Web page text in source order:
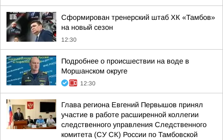
Сформирован тренерский штаб ХК «Тамбов»
на новый сезон
12:30
Подробнее о происшествии на воде в
Моршанском округе
12:30
Глава региона Евгений Первышов принял
участие в работе расширенной коллегии
следственного управления Следственного
комитета (СУ СК) России по Тамбовской